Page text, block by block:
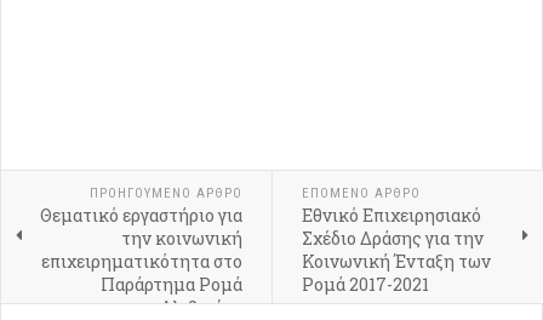
ΠΡΟΗΓΟΎΜΕΝΟ ΆΡΘΡΟ
Θεματικό εργαστήριο για
την κοινωνική
επιχειρηματικότητα στο
Παράρτημα Ρομά
Αλιβερίου
ΕΠΌΜΕΝΟ ΆΡΘΡΟ
Εθνικό Επιχειρησιακό
Σχέδιο Δράσης για την
Κοινωνική Ένταξη των
Ρομά 2017-2021